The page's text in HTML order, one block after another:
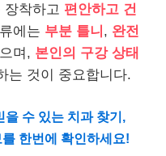
장착하고 편안하고 건
에는 부분 틀니 , 완전
며, 본인의 구강 상태
는 것이 중요합니다.
을 수 있는 치과 찾기,
한번에 확인하세요!